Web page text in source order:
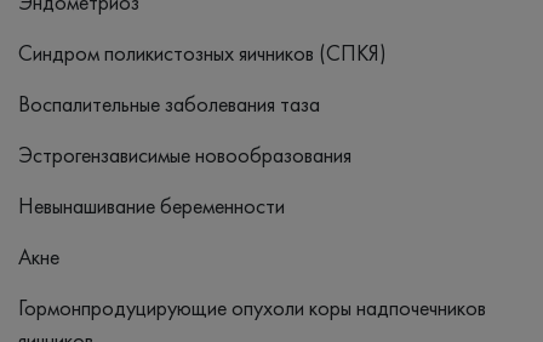
Синдром поликистозных яичников (СПКЯ)
Воспалительные заболевания таза
Эстрогензависимые новообразования
Невынашивание беременности
Акне
Гормонпродуцирующие опухоли коры надпочечников